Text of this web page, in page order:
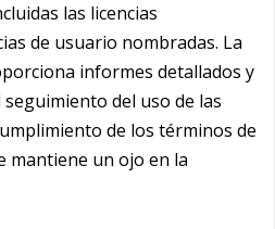
las licencias
de usuario nombradas. La
informes detallados y
del uso de las
de los términos de
mantiene un ojo en la